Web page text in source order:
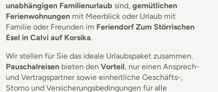
unabhängigen Familienurlaub sind, gemütlichen
Ferienwohnungen mit Meerblick oder Urlaub mit
Familie oder Freunden im Feriendorf Zum Störrischen
Esel in Calvi auf Korsika.
Wir stellen für Sie das ideale Urlaubspaket zusammen.
Pauschalreisen bieten den Vorteil, nur einen Ansprech-
und Vertragspartner sowie einheitliche Geschäfts-,
Storno und Versicherungsbedingungen für alle